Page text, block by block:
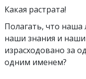
Какая растрата!
Полагать, что
наши знания и
израсходовано за
одним именем?